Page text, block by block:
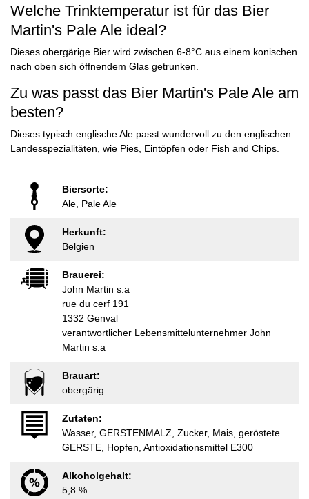
Welche Trinktemperatur ist für das Bier
Martin's Pale Ale ideal?
Dieses obergärige Bier wird zwischen 6-8°C aus einem konischen
nach oben sich öffnendem Glas getrunken.
Zu was passt das Bier Martin's Pale Ale am
besten?
Dieses typisch englische Ale passt wundervoll zu den englischen
Landesspezialitäten, wie Pies, Eintöpfen oder Fish and Chips.
Biersorte:
Ale, Pale Ale
Herkunft:
Belgien
Brauerei:
John Martin s.a
rue du cerf 191
1332 Genval
verantwortlicher Lebensmittelunternehmer John
Martin s.a
Brauart:
obergärig
Zutaten:
Wasser, GERSTENMALZ, Zucker, Mais, geröstete
GERSTE, Hopfen, Antioxidationsmittel E300
Alkoholgehalt:
5,8 %